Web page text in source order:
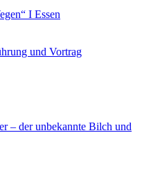
I Essen
und Vortrag
– der unbekannte Bilch und